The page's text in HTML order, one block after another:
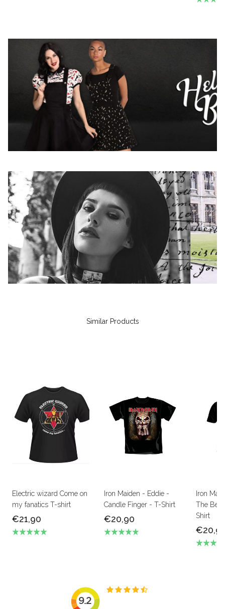
Similar Products
Electric wizard Come on
my fanatics T-shirt
€21,90
Iron Maiden - Eddie -
Candle Finger - T-Shirt
€20,90
Iron
The
Shirt